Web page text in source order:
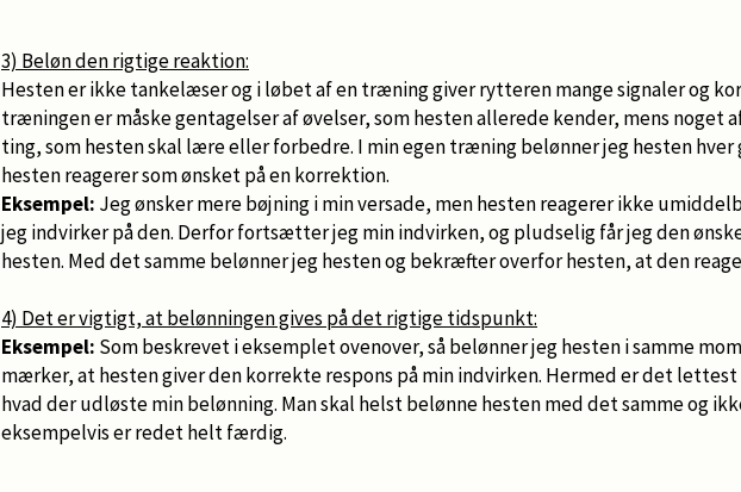
3) Beløn den rigtige reaktion:
Hesten er ikke tankelæser og i løbet af en træning giver rytteren mange signaler og
træningen er måske gentagelser af øvelser, som hesten allerede kender, mens noget
ting, som hesten skal lære eller forbedre. I min egen træning belønner jeg hesten
hesten reagerer som ønsket på en korrektion.
Eksempel: Jeg ønsker mere bøjning i min versade, men hesten reagerer ikke
jeg indvirker på den. Derfor fortsætter jeg min indvirken, og pludselig får jeg den
hesten. Med det samme belønner jeg hesten og bekræfter overfor hesten, at den
4) Det er vigtigt, at belønningen gives på det rigtige tidspunkt:
Eksempel: Som beskrevet i eksemplet ovenover, så belønner jeg hesten i samme
mærker, at hesten giver den korrekte respons på min indvirken. Hermed er det
hvad der udløste min belønning. Man skal helst belønne hesten med det samme og
eksempelvis er redet helt færdig.